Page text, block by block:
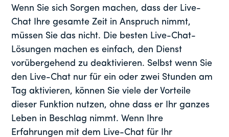
Wenn Sie sich Sorgen machen, dass der Live-
Chat Ihre gesamte Zeit in Anspruch nimmt,
müssen Sie das nicht. Die besten Live-Chat-
Lösungen machen es einfach, den Dienst
vorübergehend zu deaktivieren. Selbst wenn Sie
den Live-Chat nur für ein oder zwei Stunden am
Tag aktivieren, können Sie viele der Vorteile
dieser Funktion nutzen, ohne dass er Ihr ganzes
Leben in Beschlag nimmt. Wenn Ihre
Erfahrungen mit dem Live-Chat für Ihr